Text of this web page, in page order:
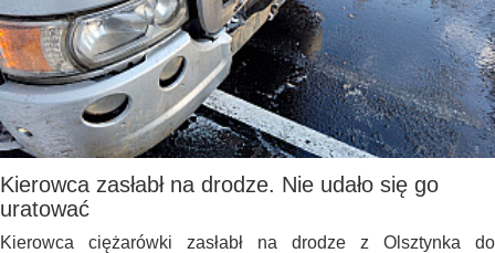
Kierowca zasłabł na drodze. Nie udało się go
uratować
Kierowca ciężarówki zasłabł na drodze z Olsztynka do